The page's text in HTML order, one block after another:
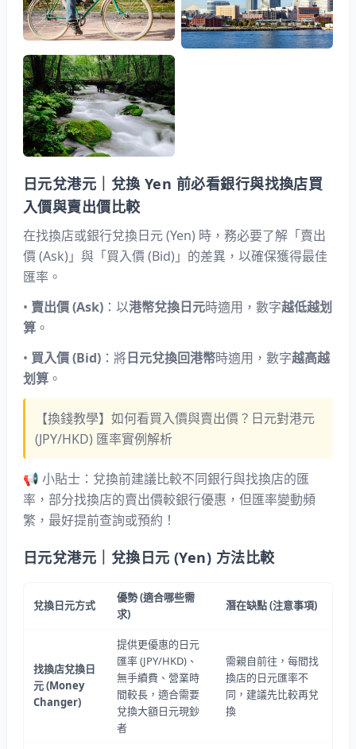
日元兌港元｜兌換 Yen 前必看銀行與找換店買
入價與賣出價比較
在找換店或銀行兌換日元 (Yen) 時，務必要了解「賣出
價 (Ask)」與「買入價 (Bid)」的差異，以確保獲得最佳
匯率。
• 賣出價 (Ask) ：以港幣兌換日元時適用，數字越低越划
算 。
• 買入價 (Bid) ：將日元兌換回港幣時適用，數字越高越
划算 。
【換錢教學】如何看買入價與賣出價？日元對港元
(JPY/HKD) 匯率實例解析
📢 小貼士：兌換前建議比較不同銀行與找換店的匯
率，部分找換店的賣出價較銀行優惠，但匯率變動頻
繁，最好提前查詢或預約！
日元兌港元｜兌換日元 (Yen) 方法比較
兌換日元方式
優勢(適合哪些需
求)
潛在缺點(注意事項)
找換店兌換日
元(Money
Changer)
提供更優惠的日元
匯率 (JPY/HKD)、
無手續費、營業時
間較長，適合需要
兌換大額日元現鈔
者
需親自前往，每間找
換店的日元匯率不
同，建議先比較再兌
換